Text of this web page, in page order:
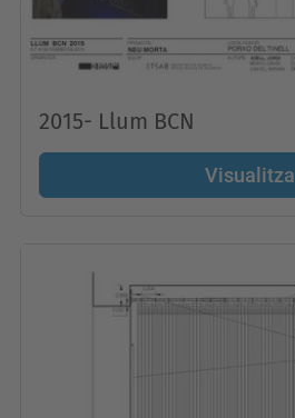
2015- Llum BCN
Visualitza